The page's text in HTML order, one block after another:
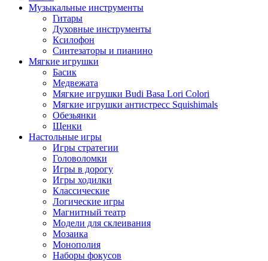
Музыкальные инструменты
Гитары
Духовные инструменты
Ксилофон
Синтезаторы и пианино
Мягкие игрушки
Басик
Медвежата
Мягкие игрушки Budi Basa Lori Colori
Мягкие игрушки антистресс Squishimals
Обезьянки
Щенки
Настольные игры
Игры стратегии
Головоломки
Игры в дорогу
Игры ходилки
Классические
Логические игры
Магнитный театр
Модели для склеивания
Мозаика
Монополия
Наборы фокусов